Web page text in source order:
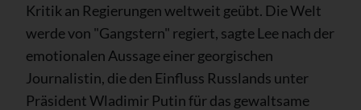
Kritik an Regierungen weltweit geübt. Die Welt
werde von "Gangstern" regiert, sagte Lee nach der
emotionalen Aussage einer georgischen
Journalistin, die den Einfluss Russlands unter
Präsident Wladimir Putin für das gewaltsame